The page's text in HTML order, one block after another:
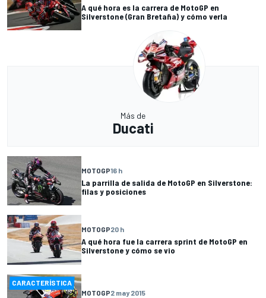
A qué hora es la carrera de MotoGP en
Silverstone (Gran Bretaña) y cómo verla
Más de
Ducati
MOTOGP16 h
La parrilla de salida de MotoGP en Silverstone:
filas y posiciones
MOTOGP20 h
A qué hora fue la carrera sprint de MotoGP en
Silverstone y cómo se vio
CARACTERÍSTICA
MOTOGP2 may 2015